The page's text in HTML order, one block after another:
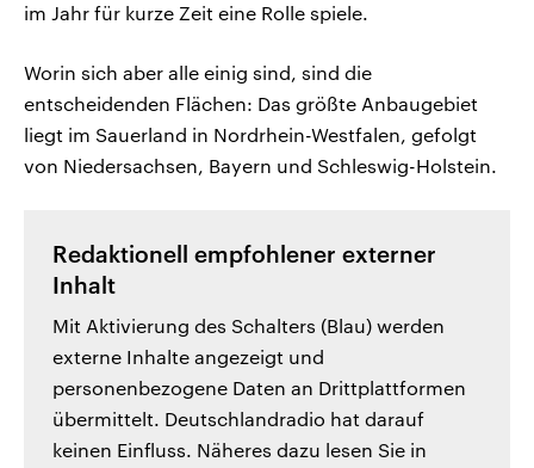
im Jahr für kurze Zeit eine Rolle spiele.
Worin sich aber alle einig sind, sind die
entscheidenden Flächen: Das größte Anbaugebiet
liegt im Sauerland in Nordrhein-Westfalen, gefolgt
von Niedersachsen, Bayern und Schleswig-Holstein.
Redaktionell empfohlener externer
Inhalt
Mit Aktivierung des Schalters (Blau) werden
externe Inhalte angezeigt und
personenbezogene Daten an Drittplattformen
übermittelt. Deutschlandradio hat darauf
keinen Einfluss. Näheres dazu lesen Sie in